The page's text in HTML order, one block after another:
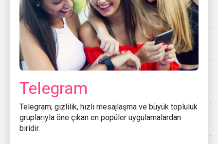
Telegram
Telegram; gizlilik, hızlı mesajlaşma ve büyük topluluk
gruplarıyla öne çıkan en popüler uygulamalardan
biridir.